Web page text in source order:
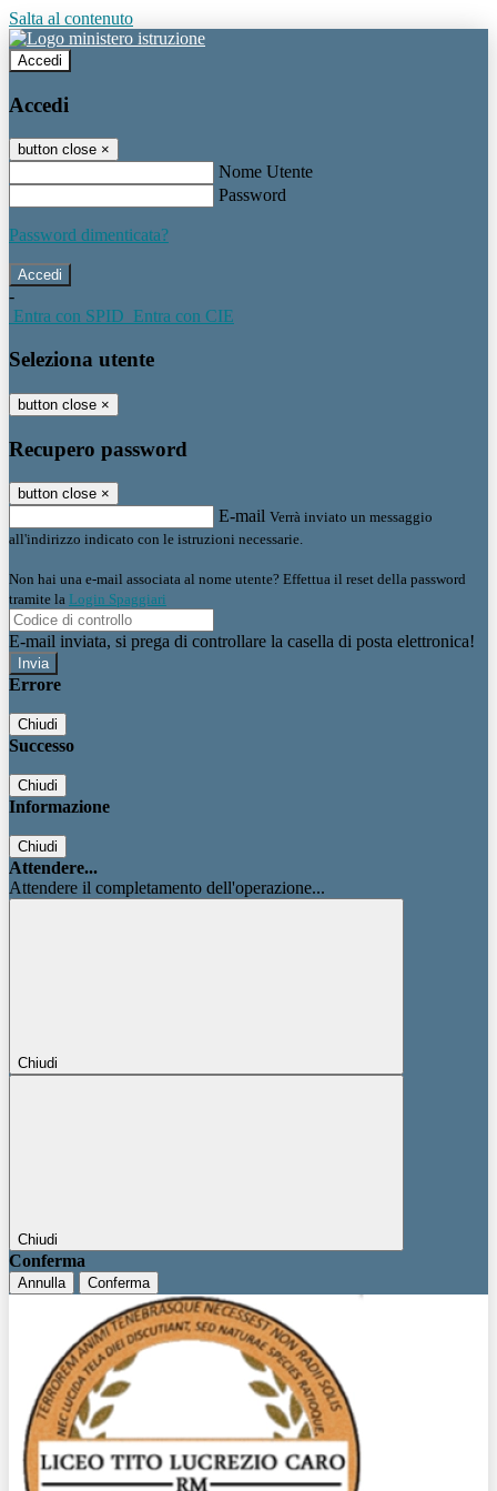
Salta al contenuto
Accedi
Accedi
button close ×
Nome Utente
Password
Password dimenticata?
-
Entra con SPID Entra con CIE
Seleziona utente
button close ×
Recupero password
button close ×
E-mail Verrà inviato un messaggio
all'indirizzo indicato con le istruzioni necessarie.
Non hai una e-mail associata al nome utente? Effettua il reset della password
tramite la Login Spaggiari
E-mail inviata, si prega di controllare la casella di posta elettronica!
Errore
Chiudi
Successo
Chiudi
Informazione
Chiudi
Attendere...
Attendere il completamento dell'operazione...
Chiudi
Chiudi
Conferma
Annulla Conferma